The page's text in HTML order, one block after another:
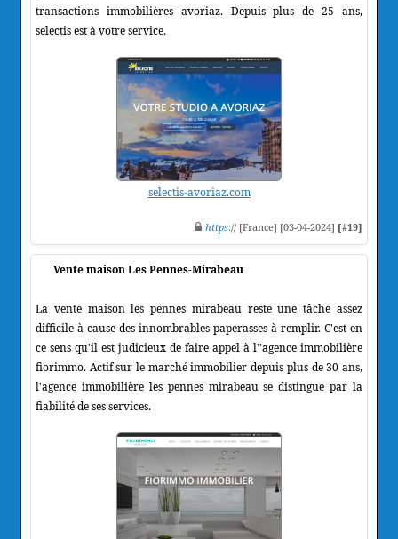
transactions immobilières avoriaz. Depuis plus de 25 ans,
selectis est à votre service.
selectis-avoriaz.com
https:// [France] [03-04-2024] [#19]
Vente maison Les Pennes-Mirabeau
La vente maison les pennes mirabeau reste une tâche assez
difficile à cause des innombrables paperasses à remplir. C'est en
ce sens qu'il est judicieux de faire appel à l''agence immobilière
fiorimmo. Actif sur le marché immobilier depuis plus de 30 ans,
l'agence immobilière les pennes mirabeau se distingue par la
fiabilité de ses services.